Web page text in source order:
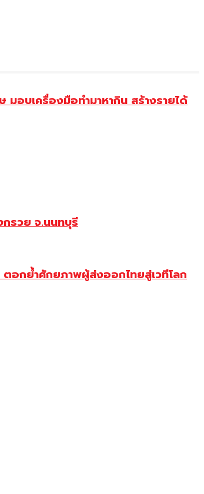
อบเครื่องมือทำมาหากิน สร้างรายได้
กรวย จ.นนทบุรี
อกย้ำศักยภาพผู้ส่งออกไทยสู่เวทีโลก